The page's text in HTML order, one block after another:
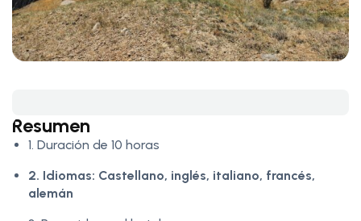
Resumen
1. Duración de 10 horas
2. Idiomas: Castellano, inglés, italiano, francés,
alemán